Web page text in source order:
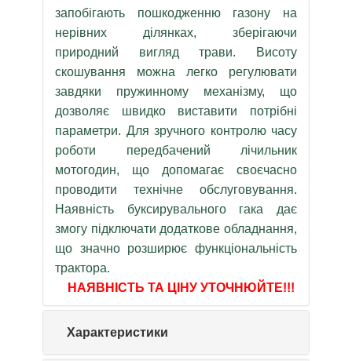
запобігають пошкодженню газону на
нерівних ділянках, зберігаючи
природний вигляд трави. Висоту
скошування можна легко регулювати
завдяки пружинному механізму, що
дозволяє швидко виставити потрібні
параметри. Для зручного контролю часу
роботи передбачений лічильник
мотогодин, що допомагає своєчасно
проводити технічне обслуговування.
Наявність буксирувального гака дає
змогу підключати додаткове обладнання,
що значно розширює функціональність
трактора.
НАЯВНІСТЬ ТА ЦІНУ УТОЧНЮЙТЕ!!!
Характеристики